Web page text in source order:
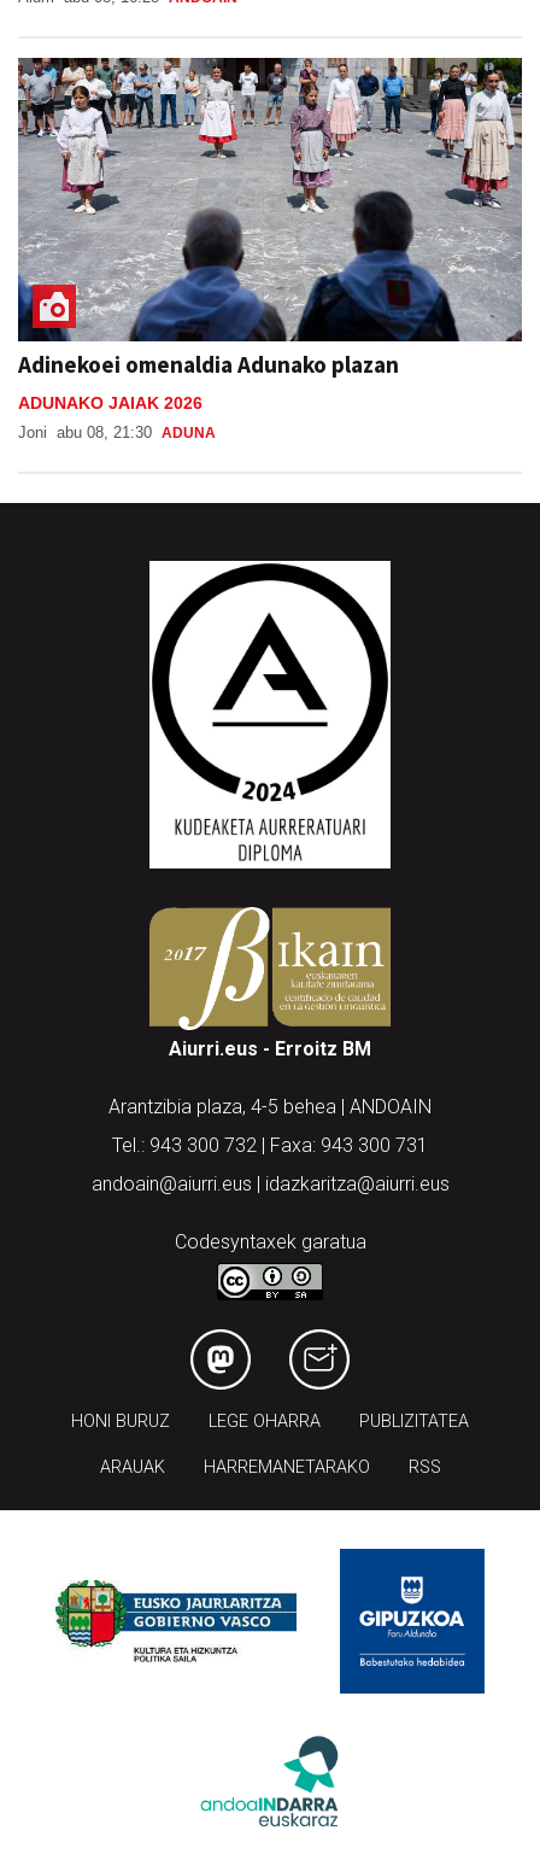
Adinekoei omenaldia Adunako plazan
ADUNAKO JAIAK 2026
Joni abu 08, 21:30 ADUNA
Aiurri.eus - Erroitz BM
Arantzibia plaza, 4-5 behea | ANDOAIN
Tel.: 943 300 732 | Faxa: 943 300 731
andoain@aiurri.eus | idazkaritza@aiurri.eus
Codesyntaxek garatua
HONI BURUZ LEGE OHARRA PUBLIZITATEA
ARAUAK HARREMANETARAKO RSS